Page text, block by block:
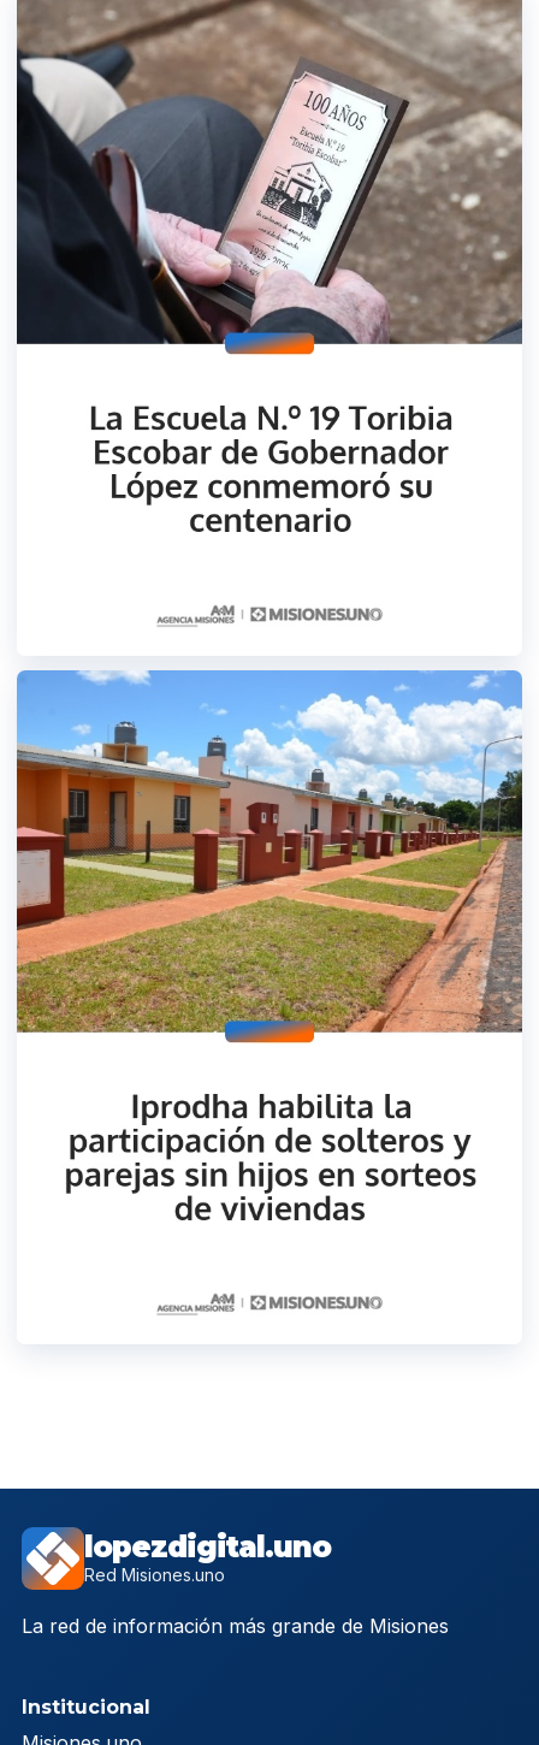
lopezdigital.uno
Red Misiones.uno
La red de información más grande de Misiones
Institucional